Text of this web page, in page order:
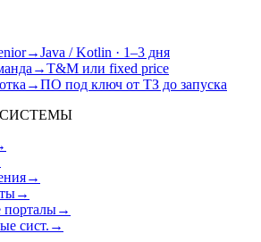
→Java / Kotlin · 1–3 дня
→T&M или fixed price
→ПО под ключ от ТЗ до запуска
→
→
порталы→
сист. →